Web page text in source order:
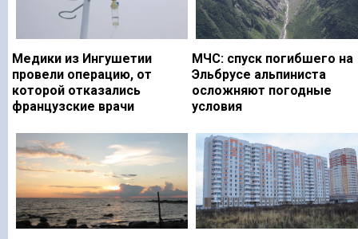
Медики из Ингушетии
провели операцию, от
которой отказались
французские врачи
МЧС: спуск погибшего на
Эльбрусе альпиниста
осложняют погодные
условия